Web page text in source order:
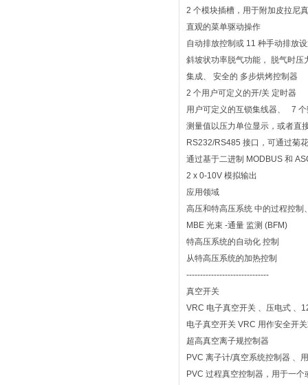
2 个模块插槽，用于附加皮拉尼
直观的菜单驱动操作
自动排放控制或 11 种手动排放
斜坡状功率脱气功能， 脱气时压
集成、 安全的 多步烘烤控制器
2 个用户可定义的开/关 定时器
用户可定义的互锁集线器、 7
测量值以压力单位显示，或者直
RS232/RS485 接口，可通过菊
通过基于二进制 MODBUS 和
2 x 0-10V 模拟输出
应用领域
高压和特高压系统 中的过程控
MBE 光束 -通量 监测 (BFM)
特高压系统的自动化 控制
从特高压系统的加热控制
------------------------------
真空开关
VRC 电子真空开关 、压电式 、
电子真空开关 VRC 用作安全开
超高真空离子规控制器
PVC 离子计/真空系统控制器 、
PVC 过程真空控制器，用于一